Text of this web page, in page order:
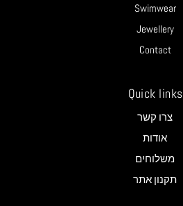
Swimwear
Jewellery
Contact
Quick links
צרו קשר
אודות
משלוחים
תקנון אתר